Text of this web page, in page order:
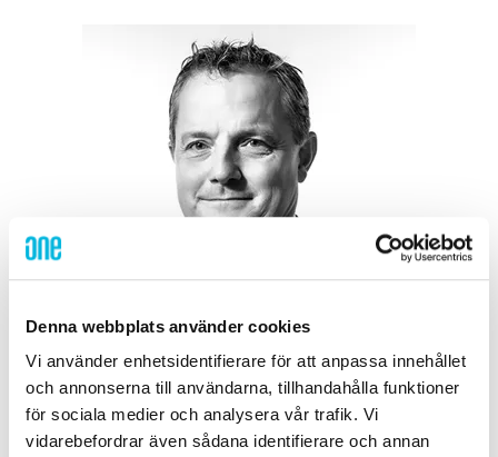
Denna webbplats använder cookies
Vi använder enhetsidentifierare för att anpassa innehållet
och annonserna till användarna, tillhandahålla funktioner
för sociala medier och analysera vår trafik. Vi
vidarebefordrar även sådana identifierare och annan